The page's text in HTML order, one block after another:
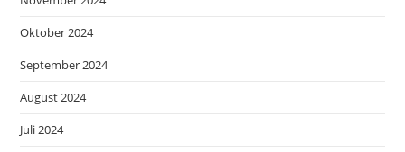
Oktober 2024
September 2024
August 2024
Juli 2024